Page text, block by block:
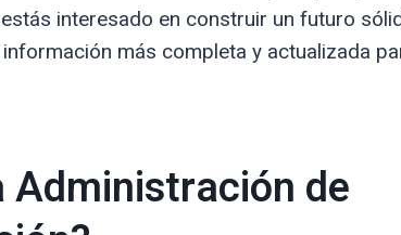
interesado en construir un futuro
más completa y actualizada
Administración de